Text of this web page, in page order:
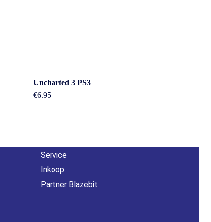
Uncharted 3 PS3
€6.95
Overig
Service
Inkoop
Partner Blazebit